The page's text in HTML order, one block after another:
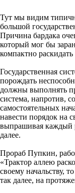
Тут мы видим
большой
Причина бардака
который мог бы
компактно
Государственная
порождать
должны выполнять
система, напротив,
самостоятельных
навести порядок на
выпрашивая каждый
далее.
Прораб Пупкин,
«Трактор аллею
своему начальству,
так далее, на